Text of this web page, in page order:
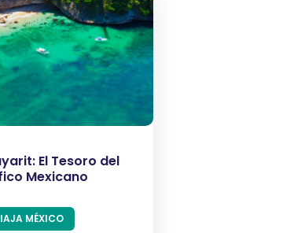
El Tesoro del
Mexicano
MÉXICO